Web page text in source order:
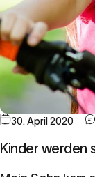
30. April 2020
Kinder werden